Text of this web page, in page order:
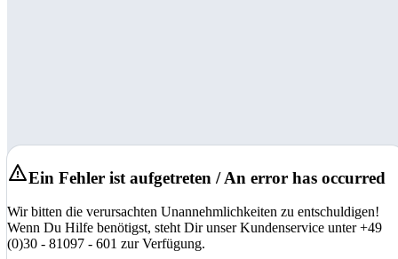
Ein Fehler ist aufgetreten / An error has occurred
Wir bitten die verursachten Unannehmlichkeiten zu entschuldigen!
Wenn Du Hilfe benötigst, steht Dir unser Kundenservice unter +49
(0)30 - 81097 - 601 zur Verfügung.